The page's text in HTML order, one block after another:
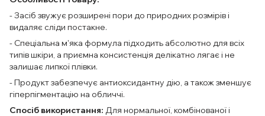
- Засіб звужує розширені пори до природних розмірів і
видаляє сліди постакне.
- Спеціальна м'яка формула підходить абсолютно для всіх
типів шкіри, а приємна консистенція делікатно лягає і не
залишає липкої плівки.
- Продукт забезпечує антиоксидантну дію, а також зменшує
гіперпігментацію на обличчі.
Спосіб використання: Для нормальної, комбінованої і